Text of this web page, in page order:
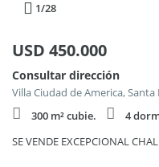
1/28
USD 450.000
Consultar dirección
Villa Ciudad de America, Santa
300 m² cubie.
4